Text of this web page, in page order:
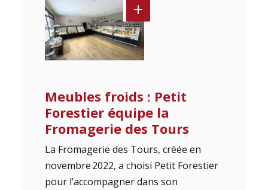
Meubles froids : Petit
Forestier équipe la
Fromagerie des Tours
La Fromagerie des Tours, créée en
novembre 2022, a choisi Petit Forestier
pour l’accompagner dans son